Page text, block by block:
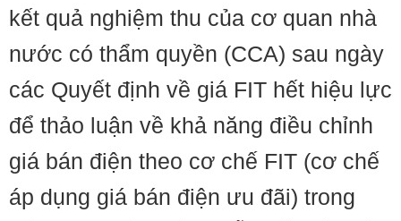
kết quả nghiệm thu của cơ quan nhà
nước có thẩm quyền (CCA) sau ngày
các Quyết định về giá FIT hết hiệu lực
để thảo luận về khả năng điều chỉnh
giá bán điện theo cơ chế FIT (cơ chế
áp dụng giá bán điện ưu đãi) trong